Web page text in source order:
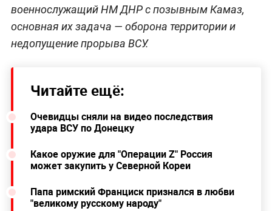
военнослужащий НМ ДНР с позывным Камаз,
основная их задача — оборона территории и
недопущение прорыва ВСУ.
Читайте ещё:
Очевидцы сняли на видео последствия
удара ВСУ по Донецку
Какое оружие для "Операции Z" Россия
может закупить у Северной Кореи
Папа римский Франциск признался в любви
"великому русскому народу"